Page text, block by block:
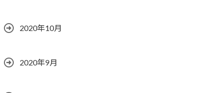
2020年10月
2020年9月